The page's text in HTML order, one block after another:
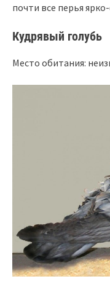
почти все перья
Кудрявый голубь
Место обитания: